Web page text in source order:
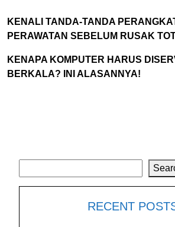
KENALI TANDA-TANDA
PERAWATAN SEBELUM RUSAK
KENAPA KOMPUTER HARUS
BERKALA? INI ALASANNYA!
RECENT